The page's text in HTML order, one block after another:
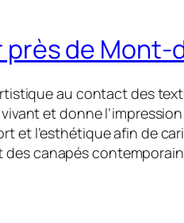
de Mont-
au contact des
et donne
et l’esthétique afin de
canapés